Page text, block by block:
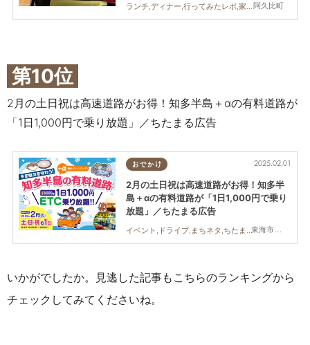
阿久比町
ランチ,ディナー,行ってみたレポ,家族,おひとりさま,個室
第10位
2月の土日祝は高速道路がお得！知多半島＋αの有料道路が
「1日1,000円で乗り放題」／ちたまる広告
おでかけ
東海市,大府市,知多市,東浦町,阿久比町,半田市,常滑市,武豊町,美浜町,南知多町
2025.02.01
2月の土日祝は高速道路がお得！知多半
島＋αの有料道路が「1日1,000円で乗り
放題」／ちたまる広告
イベント,ドライブ,まちネタ,ちたまる広告,高速道路
いかがでしたか。見逃した記事もこちらのランキングから
チェックしてみてくださいね。